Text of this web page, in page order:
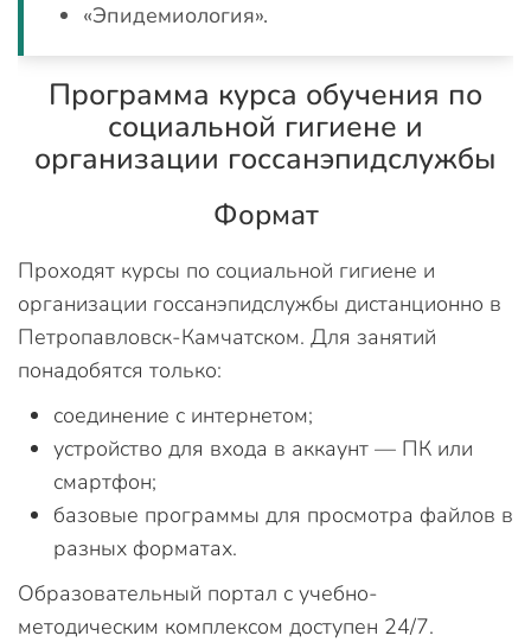
«Эпидемиология».
Программа курса обучения по
социальной гигиене и
организации госсанэпидслужбы
Формат
Проходят курсы по социальной гигиене и
организации госсанэпидслужбы дистанционно в
Петропавловск-Камчатском. Для занятий
понадобятся только:
соединение с интернетом;
устройство для входа в аккаунт — ПК или
смартфон;
базовые программы для просмотра файлов в
разных форматах.
Образовательный портал с учебно-
методическим комплексом доступен 24/7.